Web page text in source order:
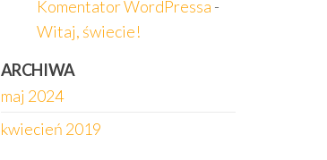
Komentator WordPressa -
Witaj, świecie!
ARCHIWA
maj 2024
kwiecień 2019